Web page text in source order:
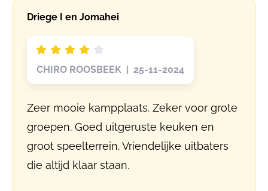
Driege I en Jomahei
CHIRO ROOSBEEK | 25-11-2024
Zeer mooie kampplaats. Zeker voor grote
groepen. Goed uitgeruste keuken en
groot speelterrein. Vriendelijke uitbaters
die altijd klaar staan.